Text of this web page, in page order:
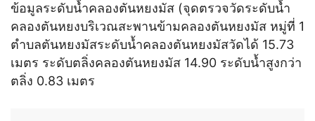
ข้อมูลระดับน้ำคลองตันหยงมัส (จุดตรวจวัดระดับน้ำ
คลองตันหยงบริเวณสะพานข้ามคลองตันหยงมัส หมู่ที่ 1
ตำบลตันหยงมัสระดับน้ำคลองตันหยงมัสวัดได้ 15.73
เมตร ระดับตลิ่งคลองตันหยงมัส 14.90 ระดับน้ำสูงกว่า
ตลิ่ง 0.83 เมตร